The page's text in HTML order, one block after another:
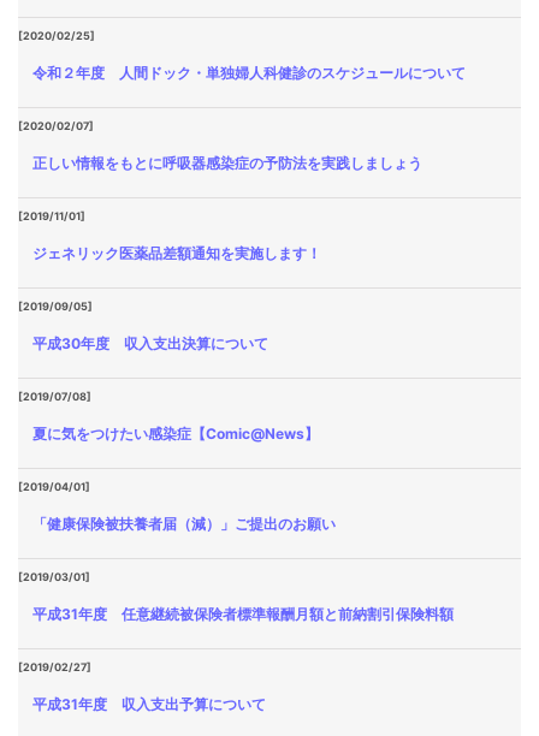
[2020/02/25]
令和２年度 人間ドック・単独婦人科健診のスケジュールについて
[2020/02/07]
正しい情報をもとに呼吸器感染症の予防法を実践しましょう
[2019/11/01]
ジェネリック医薬品差額通知を実施します！
[2019/09/05]
平成30年度 収入支出決算について
[2019/07/08]
夏に気をつけたい感染症【Comic@News】
[2019/04/01]
「健康保険被扶養者届（減）」ご提出のお願い
[2019/03/01]
平成31年度 任意継続被保険者標準報酬月額と前納割引保険料額
[2019/02/27]
平成31年度 収入支出予算について